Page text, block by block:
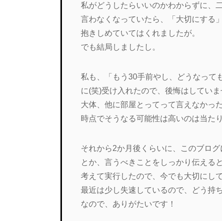
私がどうしたらいいのかわからずに、
言わなくなっていたら、「大切にする
抱きしめていてはくれましたが。
でも結局しましたし。
私も、「もう30手前やし、どうなって
に(笑)受け入れたので、後悔はしてい
大体、他に部屋とってって言えなかっ
時点でそうなる可能性は高いのは当た
それから2か月後くらいに、このブロ
とか、言うべきことをしっかり伝える
考えて実行したので、今でも大切にし
最近は少し失速しているので、どう持
なので、ありがたいです！